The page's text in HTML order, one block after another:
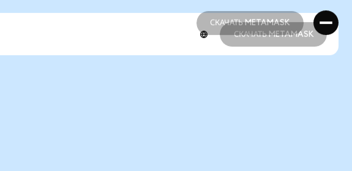
СКАЧАТЬ METAMASK
СКАЧАТЬ METAMASK
СКАЧАТЬ METAMASK